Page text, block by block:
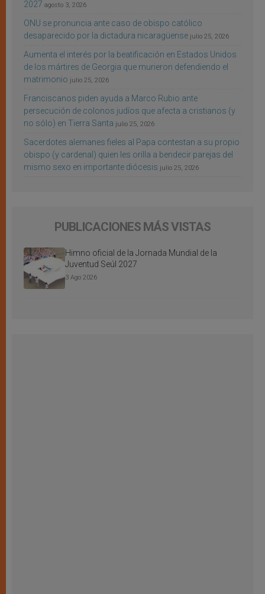
2027 agosto 3, 2026
ONU se pronuncia ante caso de obispo católico
desaparecido por la dictadura nicaragüense julio 25, 2026
Aumenta el interés por la beatificación en Estados Unidos
de los mártires de Georgia que murieron defendiendo el
matrimonio julio 25, 2026
Franciscanos piden ayuda a Marco Rubio ante
persecución de colonos judíos que afecta a cristianos (y
no sólo) en Tierra Santa julio 25, 2026
Sacerdotes alemanes fieles al Papa contestan a su propio
obispo (y cardenal) quien les orilla a bendecir parejas del
mismo sexo en importante diócesis julio 25, 2026
PUBLICACIONES MÁS VISTAS
Himno oficial de la Jornada Mundial de la
Juventud Seúl 2027
3 Ago 2026